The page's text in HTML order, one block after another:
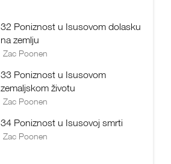
32 Poniznost u Isusovom dolasku
na zemlju
Zac Poonen
33 Poniznost u Isusovom
zemaljskom životu
Zac Poonen
34 Poniznost u Isusovoj smrti
Zac Poonen